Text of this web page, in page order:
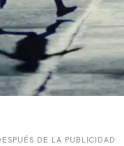
DE LA PUBLICIDAD